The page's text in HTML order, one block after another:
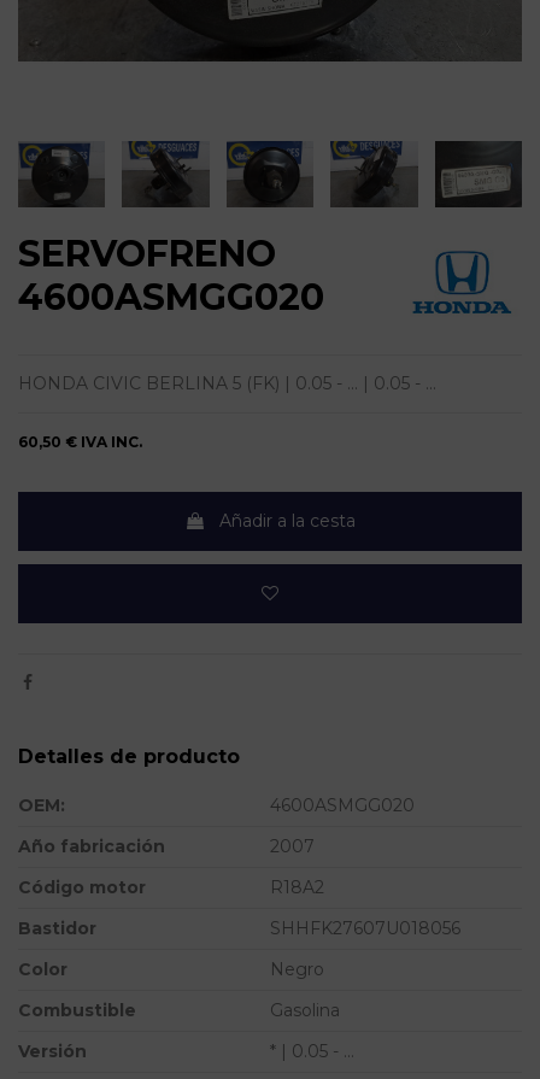
SERVOFRENO
4600ASMGG020
HONDA CIVIC BERLINA 5 (FK) | 0.05 - ... | 0.05 - ...
60,50 € IVA INC.
Añadir a la cesta
Detalles de producto
OEM:
4600ASMGG020
Año fabricación
2007
Código motor
R18A2
Bastidor
SHHFK27607U018056
Color
Negro
Combustible
Gasolina
Versión
* | 0.05 - ...